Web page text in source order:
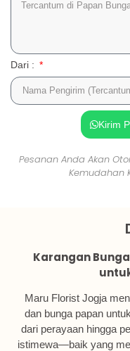
Dari :
Kirim
Pesanan Anda Akan
Kemudahan
Karangan
Maru Florist Jogja
dan bunga papan
dari perayaan hingga
istimewa—baik yang